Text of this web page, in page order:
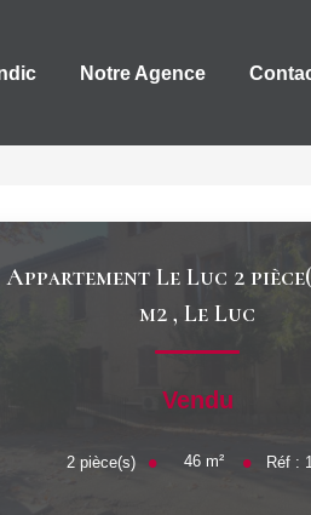
Notre Agence
Appartement Le Luc 2
m2,Le Luc
Vendu
2pièce(s) 46 m² Réf :